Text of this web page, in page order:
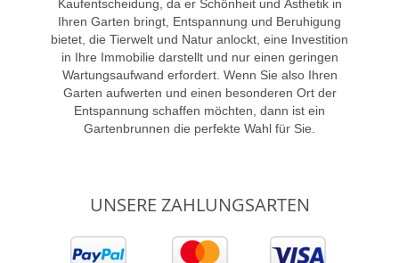
Kaufentscheidung, da er Schönheit und Ästhetik in
Ihren Garten bringt, Entspannung und Beruhigung
bietet, die Tierwelt und Natur anlockt, eine Investition
in Ihre Immobilie darstellt und nur einen geringen
Wartungsaufwand erfordert. Wenn Sie also Ihren
Garten aufwerten und einen besonderen Ort der
Entspannung schaffen möchten, dann ist ein
Gartenbrunnen die perfekte Wahl für Sie.
UNSERE ZAHLUNGSARTEN